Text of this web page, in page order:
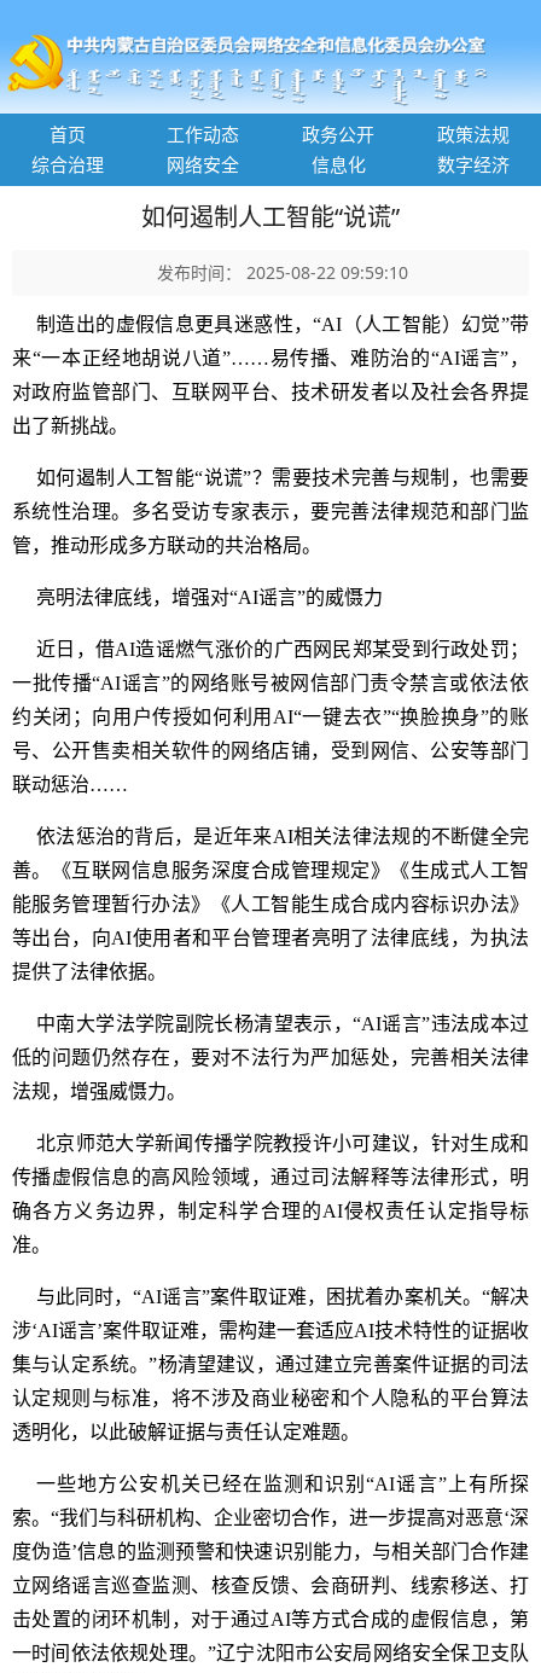
首页 工作动态 政务公开
政策法规
综合治理
网络安全 信息化 数字经济
如何遏制人工智能“说谎”
发布时间： 2025-08-22 09:59:10
制造出的虚假信息更具迷惑性，“AI（人工智能）幻觉”带
来“一本正经地胡说八道”……易传播、难防治的“AI谣言”，
对政府监管部门、互联网平台、技术研发者以及社会各界提
出了新挑战。
如何遏制人工智能“说谎”？需要技术完善与规制，也需要
系统性治理。多名受访专家表示，要完善法律规范和部门监
管，推动形成多方联动的共治格局。
亮明法律底线，增强对“AI谣言”的威慑力
近日，借AI造谣燃气涨价的广西网民郑某受到行政处罚；
一批传播“AI谣言”的网络账号被网信部门责令禁言或依法依
约关闭；向用户传授如何利用AI“一键去衣”“换脸换身”的账
号、公开售卖相关软件的网络店铺，受到网信、公安等部门
联动惩治……
依法惩治的背后，是近年来AI相关法律法规的不断健全完
善。《互联网信息服务深度合成管理规定》《生成式人工智
能服务管理暂行办法》《人工智能生成合成内容标识办法》
等出台，向AI使用者和平台管理者亮明了法律底线，为执法
提供了法律依据。
中南大学法学院副院长杨清望表示，“AI谣言”违法成本过
低的问题仍然存在，要对不法行为严加惩处，完善相关法律
法规，增强威慑力。
北京师范大学新闻传播学院教授许小可建议，针对生成和
传播虚假信息的高风险领域，通过司法解释等法律形式，明
确各方义务边界，制定科学合理的AI侵权责任认定指导标
准。
与此同时，“AI谣言”案件取证难，困扰着办案机关。“解决
涉‘AI谣言’案件取证难，需构建一套适应AI技术特性的证据收
集与认定系统。”杨清望建议，通过建立完善案件证据的司法
认定规则与标准，将不涉及商业秘密和个人隐私的平台算法
透明化，以此破解证据与责任认定难题。
一些地方公安机关已经在监测和识别“AI谣言”上有所探
索。“我们与科研机构、企业密切合作，进一步提高对恶意‘深
度伪造’信息的监测预警和快速识别能力，与相关部门合作建
立网络谣言巡查监测、核查反馈、会商研判、线索移送、打
击处置的闭环机制，对于通过AI等方式合成的虚假信息，第
一时间依法依规处理。”辽宁沈阳市公安局网络安全保卫支队